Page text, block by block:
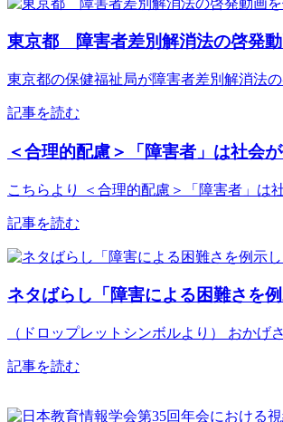
東京都 障害者差別解消法の啓発
東京都の保健福祉局が障害者差別解消法
記事を読む
＜合理的配慮＞「障害者」は社会
こちらより ＜合理的配慮＞「障害者」は
記事を読む
ネタばらし「障害による困難さを
（ドロップレットシンボルより） おか
記事を読む